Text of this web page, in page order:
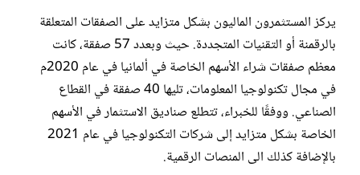
يركز المستثمرون الماليون بشكل متزايد على الصفقات المتعلقة
بالرقمنة أو التقنيات المتجددة. حيث وبعدد 57 صفقة، كانت
معظم صفقات شراء الأسهم الخاصة في ألمانيا في عام 2020م
في مجال تكنولوجيا المعلومات، تليها 40 صفقة في القطاع
الصناعي. ووفقًا للخبراء، تتطلع صناديق الاستثمار في الأسهم
الخاصة بشكل متزايد إلى شركات التكنولوجيا في عام 2021
بالإضافة كذلك الى المنصات الرقمية.